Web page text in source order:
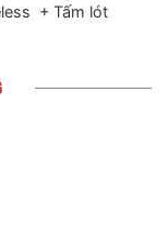
+ Tấm lót